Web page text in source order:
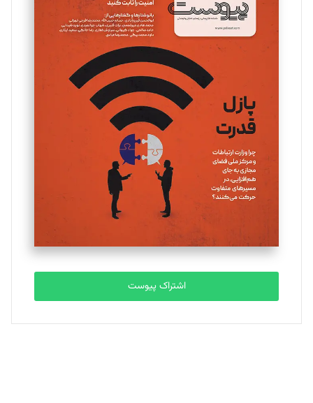
مینا پاکدل
یسنا امان‌پور
تحریریه
ملینا جعفری
تحریریه
مصطفی مسجدی آرانی
تحریریه
بابک نقاش
تحریریه
اشتراک پیوست